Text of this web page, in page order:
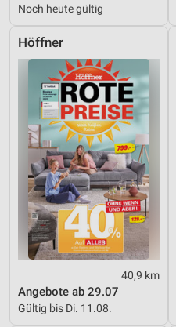
Noch heute gültig
Höffner
40,9 km
Angebote ab 29.07
Gültig bis Di. 11.08.